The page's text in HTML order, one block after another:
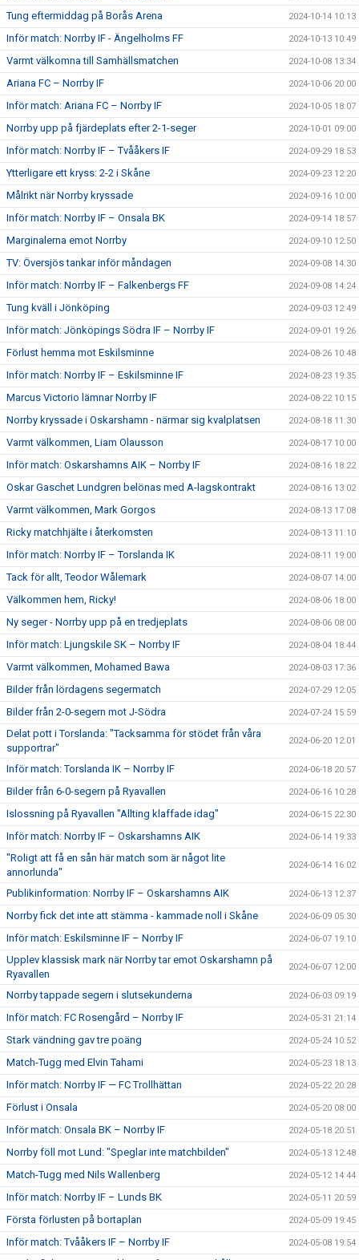
Tung eftermiddag på Borås Arena 2024-10-14 10:13
Inför match: Norrby IF - Ängelholms FF 2024-10-13 10:49
Varmt välkomna till Samhällsmatchen 2024-10-08 13:34
Ariana FC – Norrby IF 2024-10-06 20:00
Inför match: Ariana FC – Norrby IF 2024-10-05 18:07
Norrby upp på fjärdeplats efter 2-1-seger 2024-10-01 09:00
Inför match: Norrby IF – Tvååkers IF 2024-09-29 18:53
Ytterligare ett kryss: 2-2 i Skåne 2024-09-23 12:20
Målrikt när Norrby kryssade 2024-09-16 10:00
Inför match: Norrby IF – Onsala BK 2024-09-14 18:57
Marginalerna emot Norrby 2024-09-10 12:50
TV: Översjös tankar inför måndagen 2024-09-08 14:30
Inför match: Norrby IF – Falkenbergs FF 2024-09-08 14:24
Tung kväll i Jönköping 2024-09-03 12:49
Inför match: Jönköpings Södra IF – Norrby IF 2024-09-01 19:26
Förlust hemma mot Eskilsminne 2024-08-26 10:48
Inför match: Norrby IF – Eskilsminne IF 2024-08-23 19:35
Marcus Victorio lämnar Norrby IF 2024-08-22 10:15
Norrby kryssade i Oskarshamn - närmar sig kvalplatsen 2024-08-18 11:30
Varmt välkommen, Liam Olausson 2024-08-17 10:00
Inför match: Oskarshamns AIK – Norrby IF 2024-08-16 18:22
Oskar Gaschet Lundgren belönas med A-lagskontrakt 2024-08-16 13:02
Varmt välkommen, Mark Gorgos 2024-08-13 17:08
Ricky matchhjälte i återkomsten 2024-08-13 11:10
Inför match: Norrby IF – Torslanda IK 2024-08-11 19:00
Tack för allt, Teodor Wålemark 2024-08-07 14:00
Välkommen hem, Ricky! 2024-08-06 18:00
Ny seger - Norrby upp på en tredjeplats 2024-08-06 08:00
Inför match: Ljungskile SK – Norrby IF 2024-08-04 18:44
Varmt välkommen, Mohamed Bawa 2024-08-03 17:36
Bilder från lördagens segermatch 2024-07-29 12:05
Bilder från 2-0-segern mot J-Södra 2024-07-24 15:59
Delat pott i Torslanda: "Tacksamma för stödet från våra
supportrar"
2024-06-20 12:01
Inför match: Torslanda IK – Norrby IF 2024-06-18 20:57
Bilder från 6-0-segern på Ryavallen 2024-06-16 10:28
Islossning på Ryavallen "Allting klaffade idag" 2024-06-15 22:30
Inför match: Norrby IF – Oskarshamns AIK 2024-06-14 19:33
"Roligt att få en sån här match som är något lite
annorlunda"
2024-06-14 16:02
Publikinformation: Norrby IF – Oskarshamns AIK 2024-06-13 12:37
Norrby fick det inte att stämma - kammade noll i Skåne 2024-06-09 05:30
Inför match: Eskilsminne IF – Norrby IF 2024-06-07 19:10
Upplev klassisk mark när Norrby tar emot Oskarshamn på
Ryavallen
2024-06-07 12:00
Norrby tappade segern i slutsekunderna 2024-06-03 09:19
Inför match: FC Rosengård – Norrby IF 2024-05-31 21:14
Stark vändning gav tre poäng 2024-05-24 10:52
Match-Tugg med Elvin Tahami 2024-05-23 18:13
Inför match: Norrby IF — FC Trollhättan 2024-05-22 20:28
Förlust i Onsala 2024-05-20 08:00
Inför match: Onsala BK – Norrby IF 2024-05-18 20:51
Norrby föll mot Lund: "Speglar inte matchbilden" 2024-05-13 12:48
Match-Tugg med Nils Wallenberg 2024-05-12 14:44
Inför match: Norrby IF – Lunds BK 2024-05-11 20:59
Första förlusten på bortaplan 2024-05-09 19:45
Inför match: Tvååkers IF – Norrby IF 2024-05-08 19:54